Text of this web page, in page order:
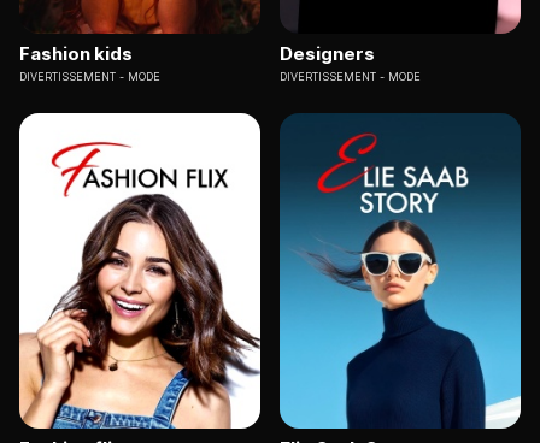
Fashion kids
DIVERTISSEMENT MODE
Designers
DIVERTISSEMENT MODE